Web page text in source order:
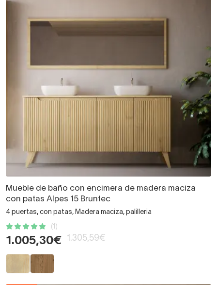
Mueble de baño con encimera de madera maciza
con patas Alpes 15 Bruntec
4 puertas, con patas, Madera maciza, palilleria
(1)
1.005,30€ 1.305,59€